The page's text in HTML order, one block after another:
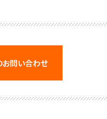
問い合わせ